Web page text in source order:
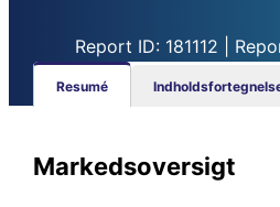
Report ID: 181112 |
Resumé
Markedsoversigt